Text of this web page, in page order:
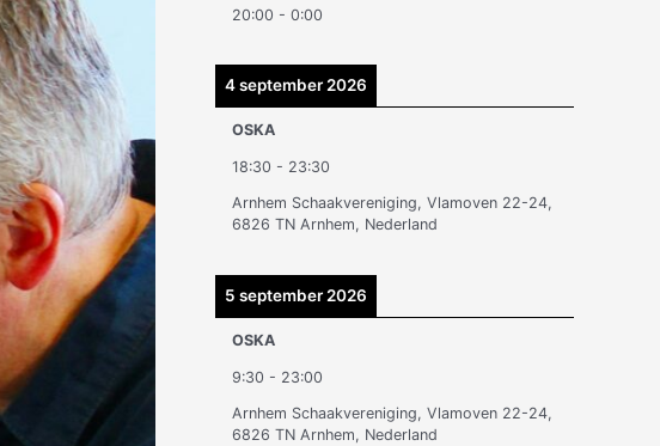
20:00 - 0:00
4 september 2026
OSKA
18:30 - 23:30
Arnhem Schaakvereniging, Vlamoven 22-24,
6826 TN Arnhem, Nederland
5 september 2026
OSKA
9:30 - 23:00
Arnhem Schaakvereniging, Vlamoven 22-24,
6826 TN Arnhem, Nederland